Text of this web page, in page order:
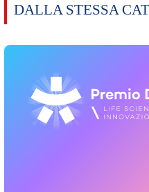
DALLA STESSA